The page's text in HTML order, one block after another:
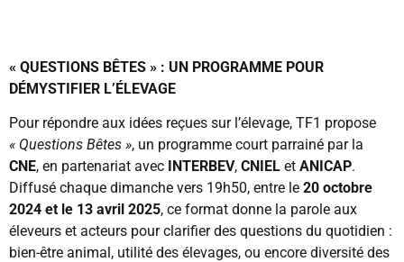
« QUESTIONS BÊTES » : UN PROGRAMME POUR
DÉMYSTIFIER L’ÉLEVAGE
Pour répondre aux idées reçues sur l’élevage, TF1 propose
« Questions Bêtes », un programme court parrainé par la
CNE, en partenariat avec INTERBEV, CNIEL et ANICAP.
Diffusé chaque dimanche vers 19h50, entre le 20 octobre
2024 et le 13 avril 2025, ce format donne la parole aux
éleveurs et acteurs pour clarifier des questions du quotidien :
bien-être animal, utilité des élevages, ou encore diversité des